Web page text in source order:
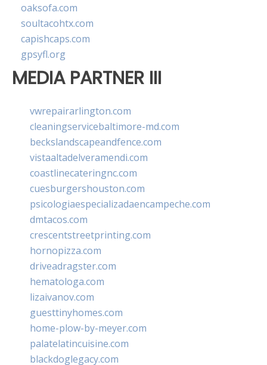
oaksofa.com
soultacohtx.com
capishcaps.com
gpsyfl.org
MEDIA PARTNER III
vwrepairarlington.com
cleaningservicebaltimore-md.com
beckslandscapeandfence.com
vistaaltadelveramendi.com
coastlinecateringnc.com
cuesburgershouston.com
psicologiaespecializadaencampeche.com
dmtacos.com
crescentstreetprinting.com
hornopizza.com
driveadragster.com
hematologa.com
lizaivanov.com
guesttinyhomes.com
home-plow-by-meyer.com
palatelatincuisine.com
blackdoglegacy.com